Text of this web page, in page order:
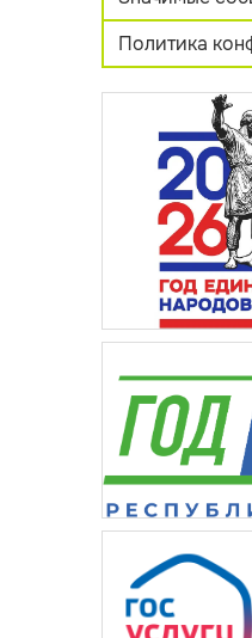
Политика